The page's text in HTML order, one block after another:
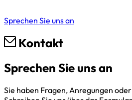
Sprechen Sie uns an
Kontakt
Sprechen Sie uns an
Sie haben Fragen, Anregungen